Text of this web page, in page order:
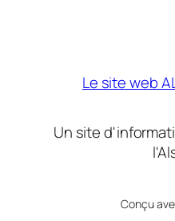
Le site web
Un site
Conçu